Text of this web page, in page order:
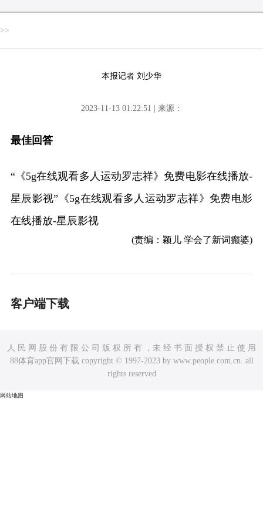
>>
本报记者 刘少华
2023-11-13 01:22:51 | 来源：
最佳回答
“《5g在线观看多人运动罗志祥》免费电影在线播放-
星辰影视”《5g在线观看多人运动罗志祥》免费电影
在线播放-星辰影视
(责编：颖儿 学会了新词癫婆)
客户端下载
人 民 网 股 份 有 限 公 司 版 权 所 有 ，未 经 书 面 授 权 禁 止 使 用
88体育app官网下载 copyright © 1997-2023 by www.people.com.cn. all
rights reserved
网站地图